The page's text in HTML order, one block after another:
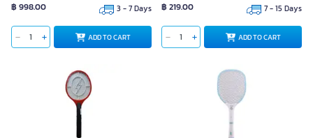
฿ 998.00 3 - 7 Days
ADD TO CART
฿ 219.00 7 - 15 Days
ADD TO CART